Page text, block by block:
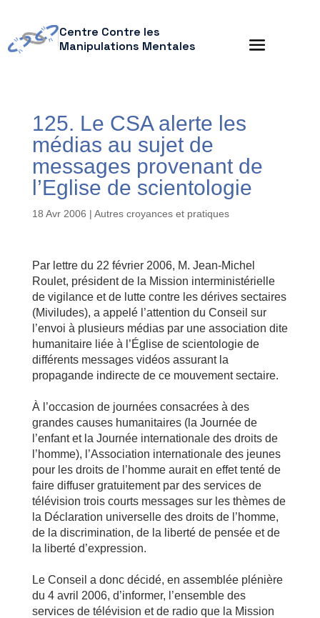
Centre Contre les
Manipulations Mentales
125. Le CSA alerte les
médias au sujet de
messages provenant de
l’Eglise de scientologie
18 Avr 2006 | Autres croyances et pratiques
Par lettre du 22 février 2006, M. Jean-Michel
Roulet, président de la Mission interministérielle
de vigilance et de lutte contre les dérives sectaires
(Miviludes), a appelé l’attention du Conseil sur
l’envoi à plusieurs médias par une association dite
humanitaire liée à l’Église de scientologie de
différents messages vidéos assurant la
propagande indirecte de ce mouvement sectaire.
À l’occasion de journées consacrées à des
grandes causes humanitaires (la Journée de
l’enfant et la Journée internationale des droits de
l’homme), l’Association internationale des jeunes
pour les droits de l’homme aurait en effet tenté de
faire diffuser gratuitement par des services de
télévision trois courts messages sur les thèmes de
la Déclaration universelle des droits de l’homme,
de la discrimination, de la liberté de pensée et de
la liberté d’expression.
Le Conseil a donc décidé, en assemblée plénière
du 4 avril 2006, d’informer, l’ensemble des
services de télévision et de radio que la Mission